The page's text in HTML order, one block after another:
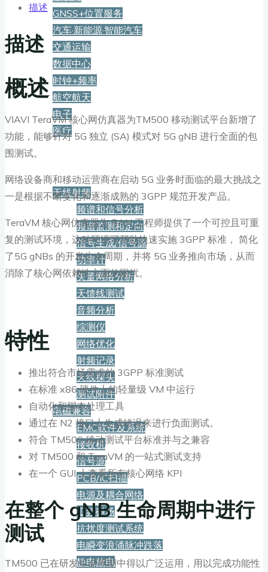
GNSS+位置服务
汽车·新能源·智能汽车
交通运输
数据中心
时钟+频率
航空航天
电子
医疗
产品
无线射频
频谱和信号分析
频谱监测和定向
信号生成/信号源
功率计
矢量网络分析
天馈线测试
音频分析
综测仪
网络优化
射频记录
天线探头
测试附件
电磁兼容
EMC软件及系统
接收机
信号源
PCB/IC扫描
电源及耦合网络
工频磁场
抗扰度测试系统
电瞬变浪涌脉冲跌落
静电放电
描述
描述
概述
VIAVI TeraVM 核心网仿真器为TM500 移动测试平台新增了
功能，能够针对 5G 独立 (SA) 模式对 5G gNB 进行全面的包
围测试。
网络设备商和移动运营商在启动 5G 业务时面临的最大挑战之
一是根据不断变化和逐渐成熟的 3GPP 规范开发产品。
TeraVM 核心网仿真器为 RAN 工程师提供了一个可控且可重
复的测试环境，这种环境可帮助快速实施 3GPP 标准， 简化
了5G gNBs 的开发生命周期，并将 5G 业务推向市场，从而
消除了核心网依赖性方面的困扰。
特性
推出符合市场需求的 3GPP 标准测试
在标准 x86 硬件上的轻量级 VM 中运行
自动化和脚本处理工具
通过在 N2 接口上生成错误来进行负面测试。
符合 TM500 移动测试平台标准并与之兼容
对 TM500 和 TeraVM 的一站式测试支持
在一个 GUI 上查看所有核心网络 KPI
在整个 gNB 生命周期中进行
测试
TM500 已在研发生命周期中得以广泛运用，用以完成功能性